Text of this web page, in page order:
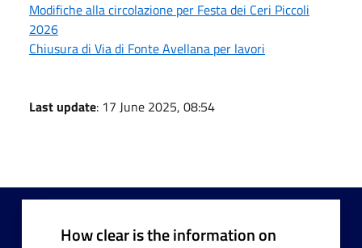
Modifiche alla circolazione per Festa dei Ceri Piccoli
2026
Chiusura di Via di Fonte Avellana per lavori
Last update: 17 June 2025, 08:54
How clear is the information on